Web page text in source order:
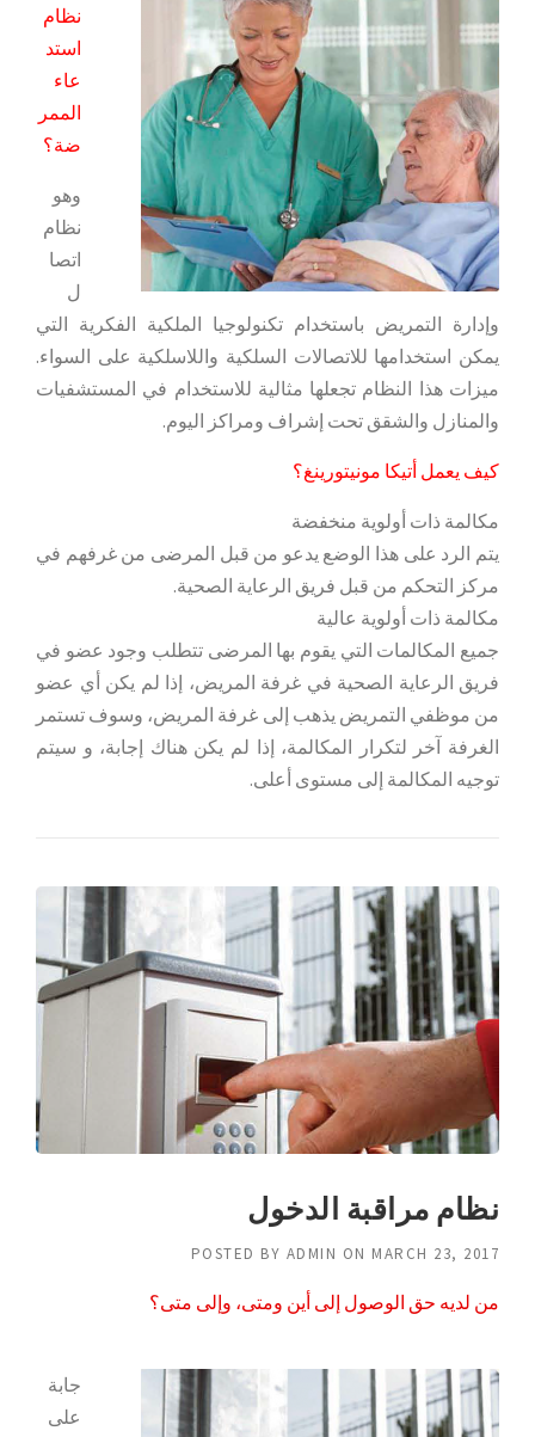
نظام
استد
عاء
الممر
ضة؟
وهو
نظام
اتصا
ل
وإدارة التمريض باستخدام تكنولوجيا الملكية الفكرية التي
يمكن استخدامها للاتصالات السلكية واللاسلكية على السواء.
ميزات هذا النظام تجعلها مثالية للاستخدام في المستشفيات
والمنازل والشقق تحت إشراف ومراكز اليوم.
كيف يعمل أتيكا مونيتورينغ؟
مكالمة ذات أولوية منخفضة
يتم الرد على هذا الوضع يدعو من قبل المرضى من غرفهم في
مركز التحكم من قبل فريق الرعاية الصحية.
مكالمة ذات أولوية عالية
جميع المكالمات التي يقوم بها المرضى تتطلب وجود عضو في
فريق الرعاية الصحية في غرفة المريض، إذا لم يكن أي عضو
من موظفي التمريض يذهب إلى غرفة المريض، وسوف تستمر
الغرفة آخر لتكرار المكالمة، إذا لم يكن هناك إجابة، و سيتم
توجيه المكالمة إلى مستوى أعلى.
نظام مراقبة الدخول
POSTED BY ADMIN ON MARCH 23, 2017
من لديه حق الوصول إلى أين ومتى، وإلى متى؟
جابة
على